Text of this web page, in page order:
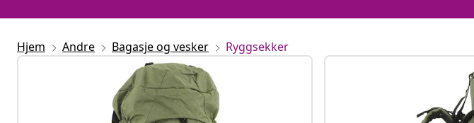
Hjem Andre Bagasje og vesker Ryggsekker